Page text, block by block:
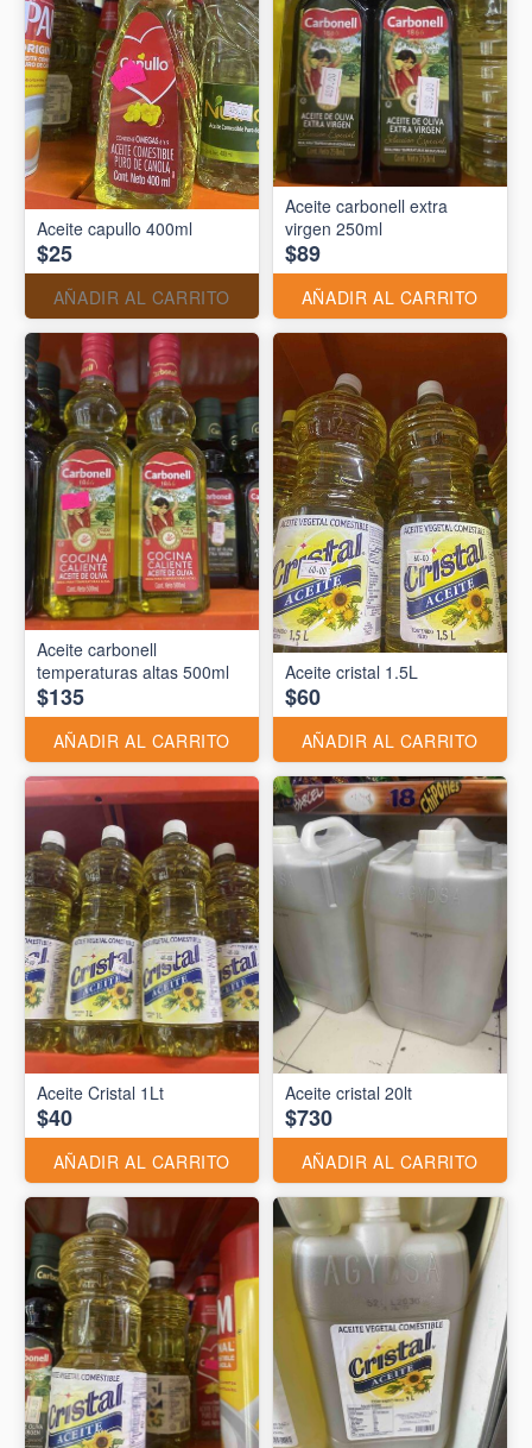
Aceite capullo 400ml
$25
AÑADIR AL CARRITO
Aceite carbonell extra
virgen 250ml
$89
AÑADIR AL CARRITO
Aceite carbonell
temperaturas altas 500ml
$135
AÑADIR AL CARRITO
Aceite cristal 1.5L
$60
AÑADIR AL CARRITO
Aceite Cristal 1Lt
$40
AÑADIR AL CARRITO
Aceite cristal 20lt
$730
AÑADIR AL CARRITO